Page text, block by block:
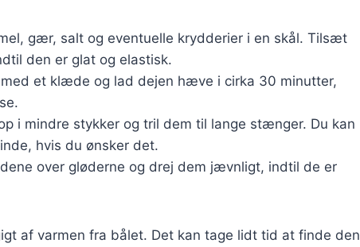
gær, salt og eventuelle krydderier i en skål. Tilsæt
den er glat og elastisk.
et klæde og lad dejen hæve i cirka 30 minutter,
i mindre stykker og tril dem til lange stænger. Du kan
hvis du ønsker det.
over gløderne og drej dem jævnligt, indtil de er
af varmen fra bålet. Det kan tage lidt tid at finde den